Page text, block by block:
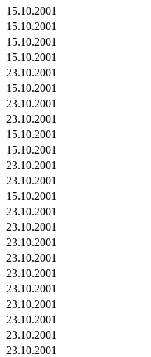
15.10.2001
15.10.2001
15.10.2001
15.10.2001
23.10.2001
15.10.2001
23.10.2001
23.10.2001
15.10.2001
15.10.2001
23.10.2001
23.10.2001
15.10.2001
23.10.2001
23.10.2001
23.10.2001
23.10.2001
23.10.2001
23.10.2001
23.10.2001
23.10.2001
23.10.2001
23.10.2001